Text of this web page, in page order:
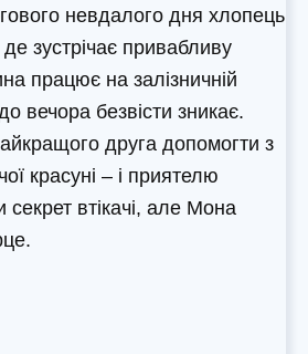
невдалого дня хлопець
зустрічає привабливу
працює на залізничній
вечора безвісти зникає.
друга допомогти з
красуні – і приятелю
секрет втікачі, але Мона